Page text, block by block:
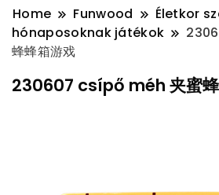
Home Funwood Életkor
hónaposoknak játékok
蜂蜂箱游戏
230607 csípő méh 夹蜜